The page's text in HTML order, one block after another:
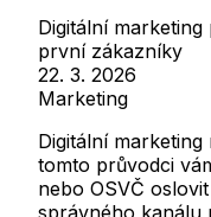
Digitální
první zákazníky
22. 3. 2026
Marketing
Digitální
tomto průvodci
nebo OSVČ
správného kanálu